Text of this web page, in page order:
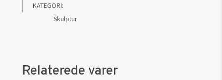
KATEGORI:
Skulptur
Relaterede varer